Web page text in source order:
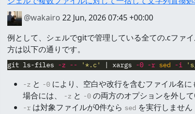
@wakairo 22 Jun, 2026 07:45 +00:00
例として、シェルでgitで管理している全ての.cファ
方は以下の通りです。
git ls-files -z -- '*.c' | xargs -0 -r sed -i
-z と -0 により、空白や改行を含むファイル名
場合には、
-z と -0 の両方のオプションを外して
-r は対象ファイルが0件なら sed を実行しません